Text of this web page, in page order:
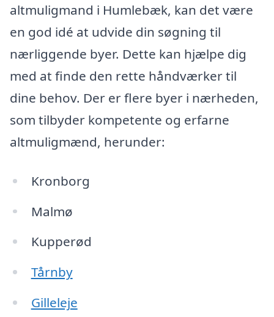
altmuligmand i Humlebæk, kan det være
en god idé at udvide din søgning til
nærliggende byer. Dette kan hjælpe dig
med at finde den rette håndværker til
dine behov. Der er flere byer i nærheden,
som tilbyder kompetente og erfarne
altmuligmænd, herunder:
Kronborg
Malmø
Kupperød
Tårnby
Gilleleje